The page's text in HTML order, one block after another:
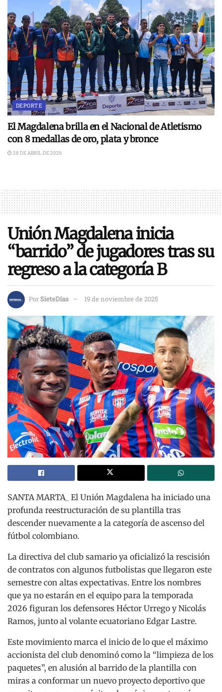
DEPORTE
El Magdalena brilla en el Nacional de Atletismo
con 8 medallas de oro, plata y bronce
28 DE ABRIL DE 2026
Unión Magdalena inicia
“barrido” de jugadores tras su
regreso a la categoría B
PorSieteDías 19 de noviembre de 2025
SANTA MARTA_ El Unión Magdalena ha iniciado una
profunda reestructuración de su plantilla tras
descender nuevamente a la categoría de ascenso del
fútbol colombiano.
La directiva del club samario ya oficializó la rescisión
de contratos con algunos futbolistas que llegaron este
semestre con altas expectativas. Entre los nombres
que ya no estarán en el equipo para la temporada
2026 figuran los defensores Héctor Urrego y Nicolás
Ramos, junto al volante ecuatoriano Edgar Lastre.
Este movimiento marca el inicio de lo que el máximo
accionista del club denominó como la “limpieza de los
paquetes”, en alusión al barrido de la plantilla con
miras a conformar un nuevo proyecto deportivo que